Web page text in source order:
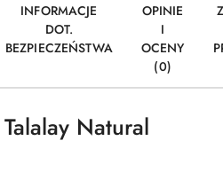
INFORMACJE
DOT.
BEZPIECZEŃSTWA
OPINIE
I
OCENY
(0)
Natural